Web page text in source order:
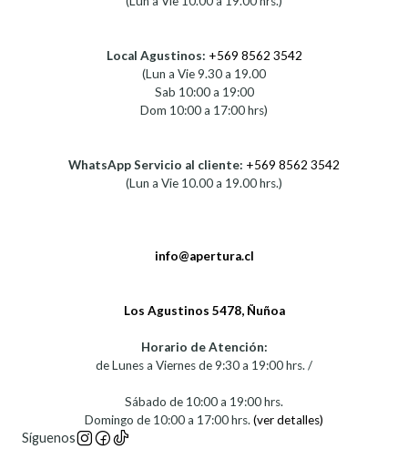
Local Agustinos: +569 8562 3542
(Lun a Vie 9.30 a 19.00
Sab 10:00 a 19:00
Dom 10:00 a 17:00 hrs)
WhatsApp Servicio al cliente: +569 8562 3542
(Lun a Vie 10.00 a 19.00 hrs.)
info@apertura.cl
Los Agustinos 5478, Ñuñoa
Horario de Atención:
de Lunes a Viernes de 9:30 a 19:00 hrs. /
Sábado de 10:00 a 19:00 hrs.
Domingo de 10:00 a 17:00 hrs.(ver detalles)
Síguenos